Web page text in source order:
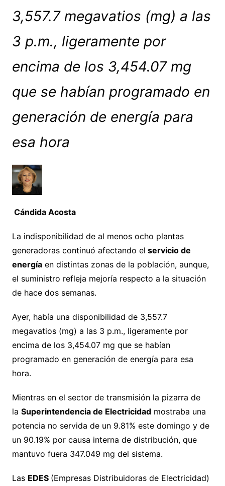
3,557.7 megavatios (mg) a las
3 p.m., ligeramente por
encima de los 3,454.07 mg
que se habían programado en
generación de energía para
esa hora
Cándida Acosta
La indisponibilidad de al menos ocho plantas
generadoras continuó afectando el servicio de
energíaen distintas zonas de la población, aunque,
el suministro refleja mejoría respecto a la situación
de hace dos semanas.
Ayer, había una disponibilidad de 3,557.7
megavatios (mg) a las 3 p.m., ligeramente por
encima de los 3,454.07 mg que se habían
programado en generación de energía para esa
hora.
Mientras en el sector de transmisión la pizarra de
la Superintendencia de Electricidadmostraba una
potencia no servida de un 9.81% este domingo y de
un 90.19% por causa interna de distribución, que
mantuvo fuera 347.049 mg del sistema.
Las EDES (Empresas Distribuidoras de Electricidad)